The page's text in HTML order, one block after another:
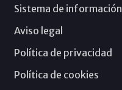
Sistema de información
Aviso legal
Política de privacidad
Política de cookies